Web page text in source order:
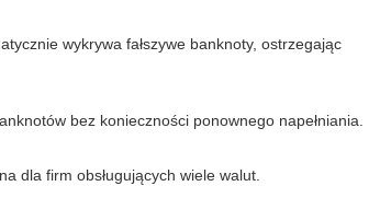
wykrywa fałszywe banknoty, ostrzegając
bez konieczności ponownego napełniania.
dla firm obsługujących wiele walut.